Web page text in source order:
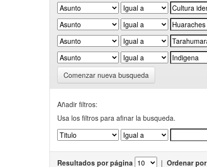
Comenzar nueva busqueda
Añadir filtros:
Usa los filtros para afinar la busqueda.
Resultados por página | Ordenar por